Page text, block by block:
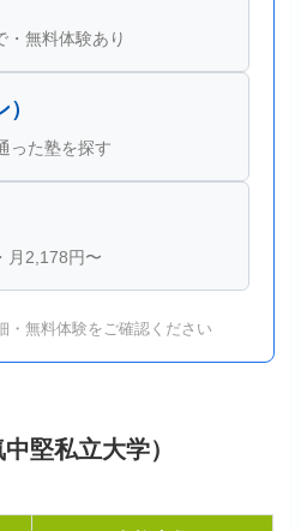
・無料体験あり
った塾を探す
月2,178円〜
・無料体験をご確認ください
堅私立大学）